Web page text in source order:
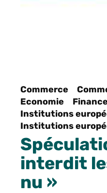
Commerce
Economie
Institutions
Institutions
interdit
nu »